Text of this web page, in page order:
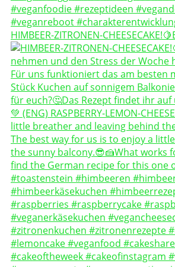
HIMBEER-ZITRONEN-